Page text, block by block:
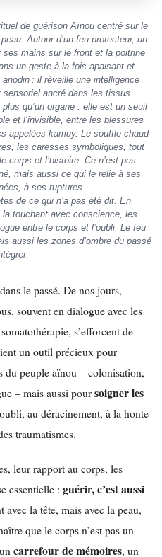
de guérison Aïnou centré sur le
Autour d’un feu protecteur, un
mains sur le front et la poitrine
un geste à la fois apaisant et
: il réveille une intelligence
ancré dans les tissus.
qu’un organe : elle est un seuil
et l’invisible, entre les blessures
appelées kamuy. Le souffle chaud
les caresses symboliques, tout
corps et l’histoire. Ce n’est pas
mais aussi ce qui le relie à ses
à ses ruptures.
de ce qui n’a pas été dit. En
la touchant avec conscience, les
entre le corps et l’oubli. Le feu
aussi les zones d’ombre du passé
le passé. De nos jours,
souvent en dialogue avec les
s’efforcent de
un outil précieux pour
du peuple aïnou – colonisation,
– mais aussi poursoigner les
au déracinement, à la honte
traumatismes.
leur rapport au corps, les
essentielle : guérir, c’est aussi
avec la tête, mais avec la peau,
que le corps n’est pas un
carrefour de mémoires, un